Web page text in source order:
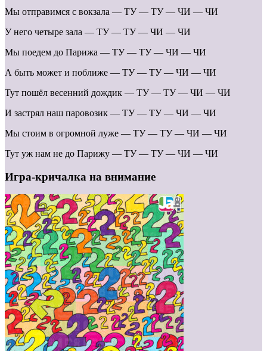
Мы отправимся с вокзала — ТУ — ТУ — ЧИ — ЧИ
У него четыре зала — ТУ — ТУ — ЧИ — ЧИ
Мы поедем до Парижа — ТУ — ТУ — ЧИ — ЧИ
А быть может и поближе — ТУ — ТУ — ЧИ — ЧИ
Тут пошёл весенний дождик — ТУ — ТУ — ЧИ — ЧИ
И застрял наш паровозик — ТУ — ТУ — ЧИ — ЧИ
Мы стоим в огромной луже — ТУ — ТУ — ЧИ — ЧИ
Тут уж нам не до Парижу — ТУ — ТУ — ЧИ — ЧИ
Игра-кричалка на внимание